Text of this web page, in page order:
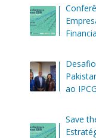
ao IPCG
Save